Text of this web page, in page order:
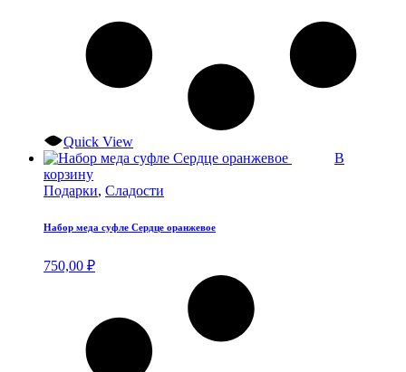
Quick View
В
корзину
Подарки, Сладости
Набор меда суфле Сердце оранжевое
750,00 ₽